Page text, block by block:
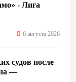
- Лига
6 августа 2026
судов после
—